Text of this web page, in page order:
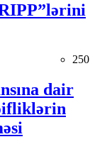
250
dair